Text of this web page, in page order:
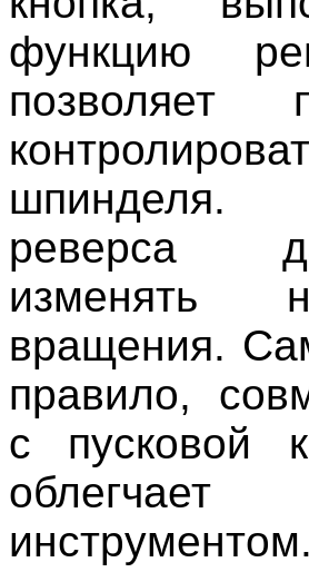
функцию
позволяет
шпинделя.
реверса
изменять
вращения.
правило,
с пусковой
инструментом.